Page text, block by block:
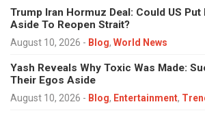
Trump Iran Hormuz Deal: Could US Put
Aside To Reopen Strait?
August 10, 2026 - Blog, World News
Yash Reveals Why Toxic Was Made:
Their Egos Aside
August 10, 2026 - Blog, Entertainment,